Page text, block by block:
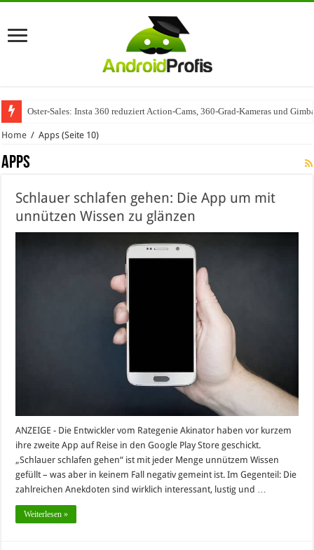
Oster-Sales: Insta 360 reduziert Action-Cams, 360-Grad-Kameras und
Wenn Technologie auf Automobilindustrie trifft – SAP Automotive als
Home / Apps (Seite 10)
Apps
Schlauer schlafen gehen: Die App um mit
unnützen Wissen zu glänzen
ANZEIGE - Die Entwickler vom Rategenie Akinator haben vor kurzem
ihre zweite App auf Reise in den Google Play Store geschickt.
„Schlauer schlafen gehen“ ist mit jeder Menge unnützem Wissen
gefüllt – was aber in keinem Fall negativ gemeint ist. Im Gegenteil: Die
zahlreichen Anekdoten sind wirklich interessant, lustig und …
Weiterlesen »